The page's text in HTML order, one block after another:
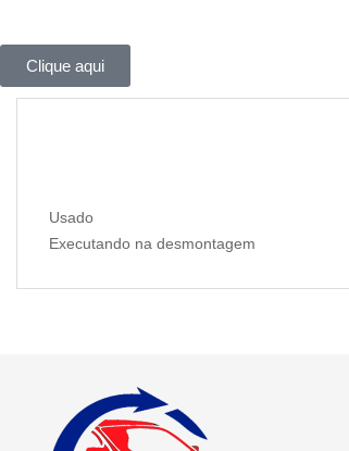
Clique aqui
Usado
Executando na desmontagem